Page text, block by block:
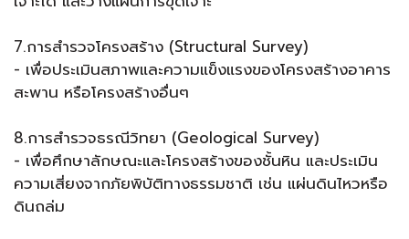
7.การสำรวจโครงสร้าง (Structural Survey)
- เพื่อประเมินสภาพและความแข็งแรงของโครงสร้างอาคาร
สะพาน หรือโครงสร้างอื่นๆ
8.การสำรวจธรณีวิทยา (Geological Survey)
- เพื่อศึกษาลักษณะและโครงสร้างของชั้นหิน และประเมิน
ความเสี่ยงจากภัยพิบัติทางธรรมชาติ เช่น แผ่นดินไหวหรือ
ดินถล่ม